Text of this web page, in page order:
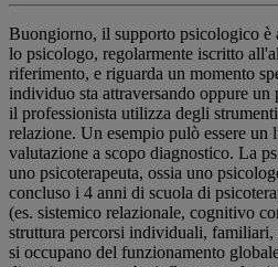
Buongiorno, il supporto psicologico è
lo psicologo, regolarmente iscritto
riferimento, e riguarda un momento
individuo sta attraversando oppure
il professionista utilizza degli
relazione. Un esempio pulò essere un
valutazione a scopo diagnostico. La
uno psicoterapeuta, ossia uno
concluso i 4 anni di scuola di
(es. sistemico relazionale, cognitivo
struttura percorsi individuali,
si occupano del funzionamento